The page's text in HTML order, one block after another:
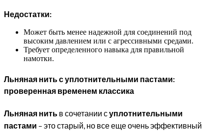
Недостатки:
Может быть менее надежной для соединений под
высоким давлением или с агрессивными средами.
Требует определенного навыка для правильной
намотки.
Льняная нить с уплотнительными пастами:
проверенная временем классика
Льняная нить в сочетании суплотнительными
пастами – это старый, но все еще очень эффективный